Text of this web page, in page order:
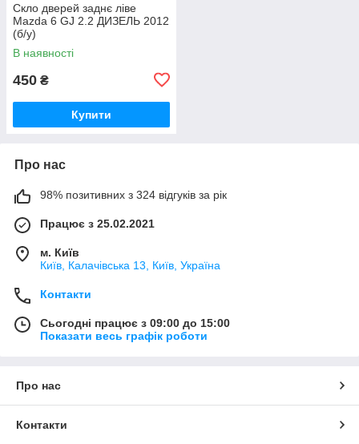
Скло дверей заднє ліве
Mazda 6 GJ 2.2 ДИЗЕЛЬ 2012
(б/у)
В наявності
450 ₴
Купити
Про нас
98% позитивних з 324 відгуків за рік
Працює з 25.02.2021
м. Київ
Київ, Калачівська 13, Київ, Україна
Контакти
Сьогодні працює з 09:00 до 15:00
Показати весь графік роботи
Про нас
Контакти